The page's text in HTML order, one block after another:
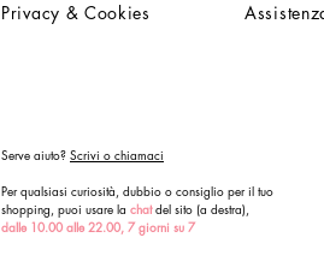
Privacy & Cookies
Serve aiuto? Scrivi o chiamaci
Per qualsiasi curiosità, dubbio o consiglio per il tuo
shopping, puoi usare la chatdel sito (a destra),
dalle 10.00 alle 22.00, 7 giorni su 7